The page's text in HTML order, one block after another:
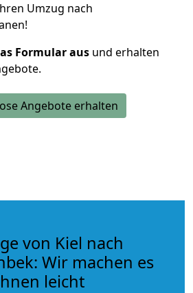
Umzug nach
Formular aus und erhalten
Angebote erhalten
von Kiel nach
Wir machen es
leicht